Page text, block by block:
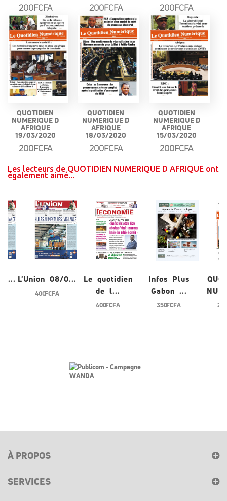
200FCFA 200FCFA 200FCFA
QUOTIDIEN
NUMERIQUE D
AFRIQUE
19/03/2020
200FCFA
QUOTIDIEN
NUMERIQUE D
AFRIQUE
18/03/2020
200FCFA
QUOTIDIEN
NUMERIQUE D
AFRIQUE
15/03/2020
200FCFA
Les lecteurs de QUOTIDIEN NUMERIQUE D AFRIQUE ont
également aimé...
0... L'Union 08/0...
400 FCFA
Le quotidien
de l...
400 FCFA
Infos Plus
Gabon ...
350 FCFA
À PROPOS
SERVICES